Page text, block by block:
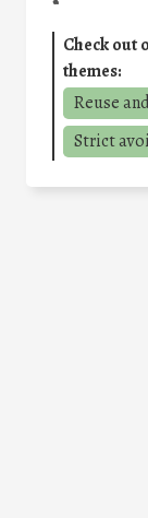
Check out
themes:
Reuse
Strict